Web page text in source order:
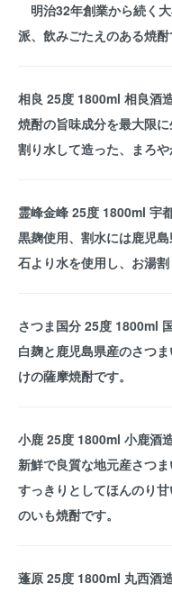
明治32年創業から続く
派、飲みごたえのある焼酎
相良 25度 1800ml 相良酒
焼酎の旨味成分を最大限
割り水して造った、まろや
霊峰金峰 25度 1800ml 宇
黒麹使用、割水には鹿児
石より水を使用し、お湯割
さつま国分 25度 1800ml
白麹と鹿児島県産のさつ
けの薩摩焼酎です。
小鹿 25度 1800ml 小鹿酒
新鮮で良質な地元産さつま
すっきりとしてほんのり
のいも焼酎です。
蓬原 25度 1800ml 丸西酒